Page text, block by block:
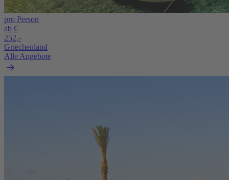
pro Person
ab €
252,-
Griechenland
Alle Angebote